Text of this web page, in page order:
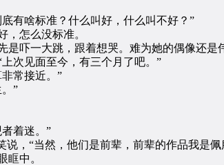
啥标准？什么叫好，什么叫不好？”
怎么没标准。
吓一大跳，跟着想哭。难为她的偶像还是
见面至今，有三个月了吧。”
常接近。”
”
着迷。”
，“当然，他们是前辈，前辈的作品我是佩
中。